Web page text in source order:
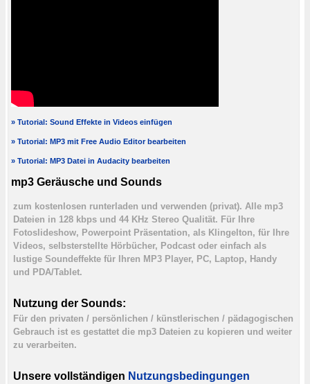
» Tutorial: Sound Effekte in Videos einfügen
» Tutorial: MP3 mit Free Audio Editor bearbeiten
» Tutorial: MP3 Datei in Audacity bearbeiten
mp3 Geräusche und Sounds
zum kostenlosen runterladen und verwenden (privat). Alle mp3
Dateien in 128 kbps und 44 KHz Stereo Qualität. Für Ihre
Fotoslideshow, Powerpoint Präsentation, als Klingelton, für Ihre
Videos, selbsterstellte Hörbücher, Podcast oder einfach als
lustige Soundeffekte für Ihren MP3 Player, PC, Laptop, Handy
und PDA/Tablet.
Nutzung der Sounds:
Für den privaten / persönlichen / künstlerischen / pädagogischen
Gebrauch ist es gestattet die mp3 Dateien zu kopieren und weiter
zu verarbeiten.
Unsere vollständigen Nutzungsbedingungen